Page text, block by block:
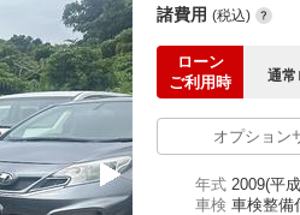
諸費用 (税込)
ローン
ご利用時
通常
オプション
年式 2009(平
車検 車検整備